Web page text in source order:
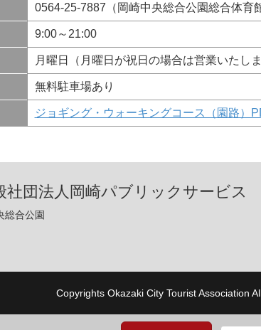
0564-25-7887（岡崎中央総合公園総合体育
9:00～21:00
月曜日（月曜日が祝日の場合は営業いたし
無料駐車場あり
ジョギング・ウォーキングコース（園路）
社団法人岡崎パブリックサービス
合公園
Copyrights Okazaki City Tourist Association